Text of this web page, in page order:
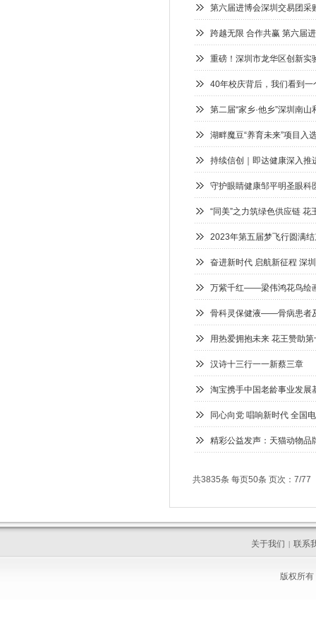
第六届进博会深圳交易团采
跨越无限 合作共赢 第六届
重磅！深圳市龙华区创新实
40年校庆背后，我们看到一
第二届“家乡·他乡”深圳南
湖畔魔豆“养育未来”项目入
持续信创｜即达健康深入推
守护眼睛健康邹平明圣眼科
“同美”之力筑绿色供应链
2023年第五届梦飞行圆满
奋进新时代 启航新征程 深
万紫千红——梁伟鸿花鸟绘
骨科灵保健液——骨病患者
用热爱拥抱未来 花王赞助
汉诗十三行一一新蔡三章
淘宝携手中国老龄事业发展
同心向党 唱响新时代 全国
精彩公益发声：天猫动物品
共3835条 每页50条 页次：7/77
关于我们 | 联系
版权所